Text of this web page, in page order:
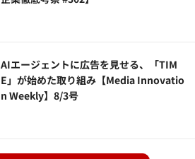
AIエージェントに広告を見せる、「TIM
E」が始めた取り組み【Media Innovatio
n Weekly】8/3号